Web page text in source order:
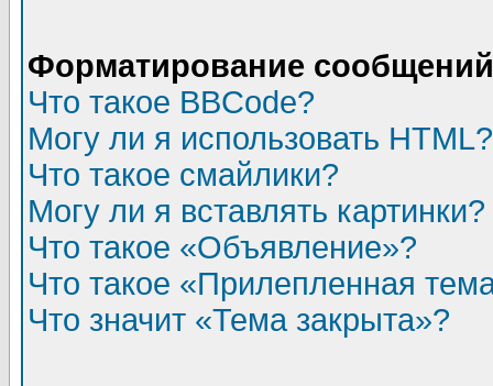
Форматирование
Что такое BBCode?
Могу ли я использовать HTML?
Что такое смайлики?
Могу ли я вставлять картинки?
Что такое «Объявление»?
Что такое «Прилепленная
Что значит «Тема закрыта»?